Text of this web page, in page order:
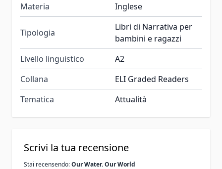
Materia
Inglese
Tipologia
Libri di Narrativa per
bambini e ragazzi
Livello linguistico
A2
Collana
ELI Graded Readers
Tematica
Attualità
Scrivi la tua recensione
Stai recensendo:Our Water. Our World